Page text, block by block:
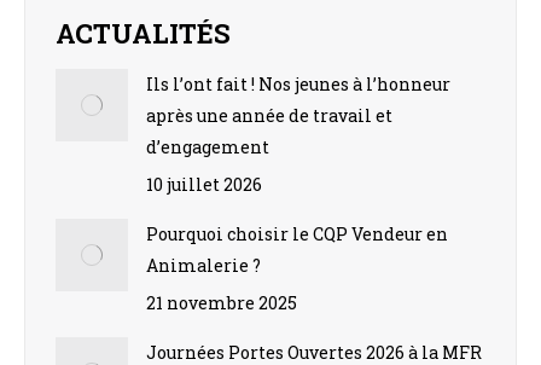
ACTUALITÉS
Ils l’ont fait ! Nos jeunes à l’honneur
après une année de travail et
d’engagement
10 juillet 2026
Pourquoi choisir le CQP Vendeur en
Animalerie ?
21 novembre 2025
Journées Portes Ouvertes 2026 à la MFR